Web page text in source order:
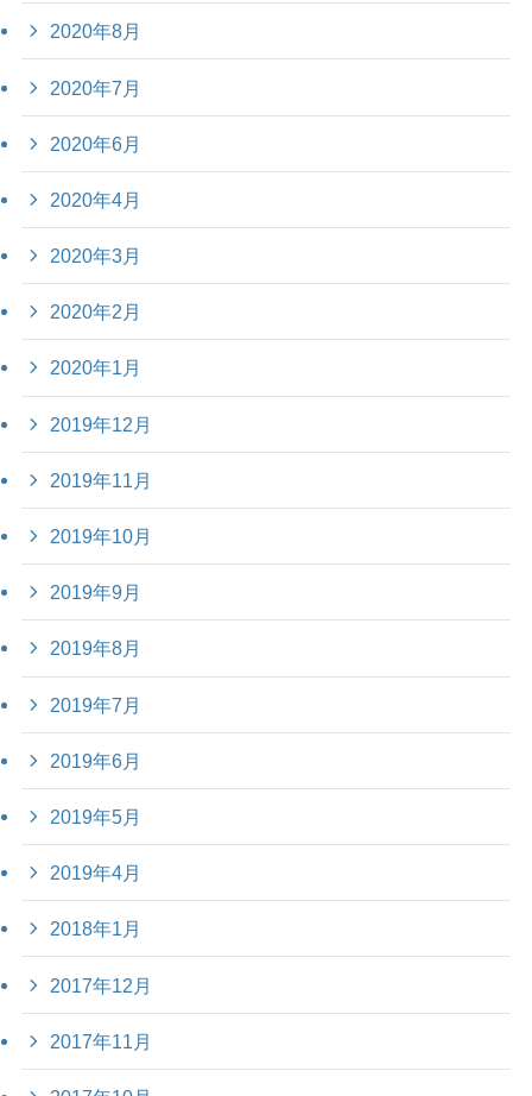
2020年8月
2020年7月
2020年6月
2020年4月
2020年3月
2020年2月
2020年1月
2019年12月
2019年11月
2019年10月
2019年9月
2019年8月
2019年7月
2019年6月
2019年5月
2019年4月
2018年1月
2017年12月
2017年11月